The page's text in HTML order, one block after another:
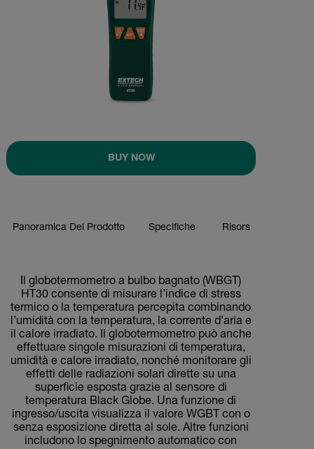
BUY NOW
Panoramica Del Prodotto Specifiche Risorse E Supporto
Il globotermometro a bulbo bagnato (WBGT)
HT30 consente di misurare l’indice di stress
termico o la temperatura percepita combinando
l’umidità con la temperatura, la corrente d’aria e
il calore irradiato. Il globotermometro può anche
effettuare singole misurazioni di temperatura,
umidità e calore irradiato, nonché monitorare gli
effetti delle radiazioni solari dirette su una
superficie esposta grazie al sensore di
temperatura Black Globe. Una funzione di
ingresso/uscita visualizza il valore WGBT con o
senza esposizione diretta al sole. Altre funzioni
includono lo spegnimento automatico con